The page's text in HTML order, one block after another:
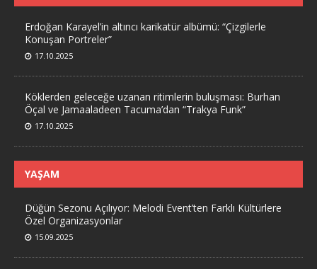
Erdoğan Karayel’in altıncı karikatür albümü: “Çizgilerle
Konuşan Portreler”
17.10.2025
Köklerden geleceğe uzanan ritimlerin buluşması: Burhan
Öçal ve Jamaaladeen Tacuma’dan “Trakya Funk”
17.10.2025
YAŞAM
Düğün Sezonu Açılıyor: Melodi Event’ten Farklı Kültürlere
Özel Organizasyonlar
15.09.2025